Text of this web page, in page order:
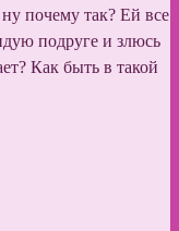
почему так? Ей все
подруге и злюсь
Как быть в такой